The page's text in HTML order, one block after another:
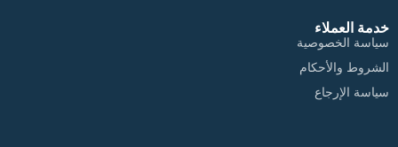
خدمة العملاء
سياسة الخصوصية
الشروط والأحكام
سياسة الإرجاع